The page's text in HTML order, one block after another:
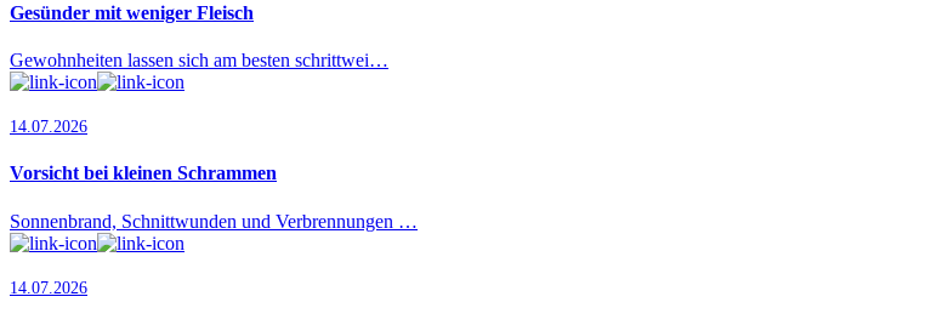
Gesünder mit weniger Fleisch
Gewohnheiten lassen sich am besten schrittwei…
14.07.2026
Vorsicht bei kleinen Schrammen
Sonnenbrand, Schnittwunden und Verbrennungen …
14.07.2026